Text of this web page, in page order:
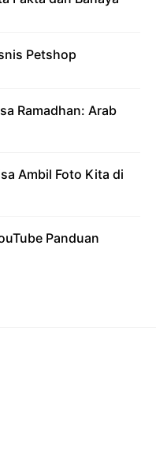
Petshop
Ramadhan: Arab
Ambil Foto Kita di
Panduan